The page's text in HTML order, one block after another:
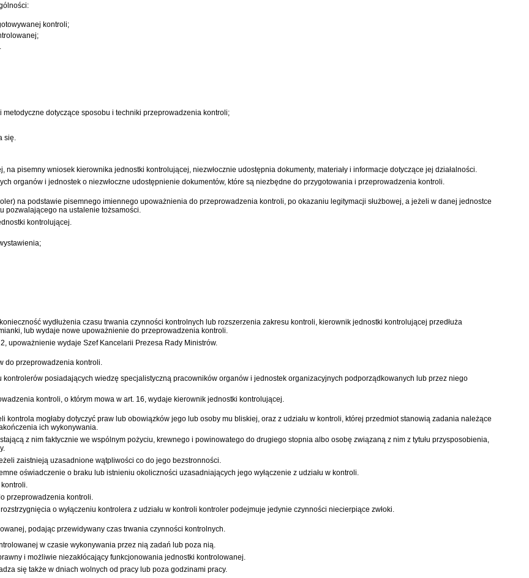
kontroli;
dotyczące sposobu i techniki przeprowadzenia kontroli;
się.
pisemny wniosek kierownika jednostki kontrolującej, niezwłocznie udostępnia dokumenty, materiały i informacje dotyczące jej działalności.
organów i jednostek o niezwłoczne udostępnienie dokumentów, które są niezbędne do przygotowania i przeprowadzenia kontroli.
na podstawie pisemnego imiennego upoważnienia do przeprowadzenia kontroli, po okazaniu legitymacji służbowej, a jeżeli w danej jednostce
pozwalającego na ustalenie tożsamości.
kontrolującej.
wydłużenia czasu trwania czynności kontrolnych lub rozszerzenia zakresu kontroli, kierownik jednostki kontrolującej przedłuża
lub wydaje nowe upoważnienie do przeprowadzenia kontroli.
upoważnienie wydaje Szef Kancelarii Prezesa Rady Ministrów.
do przeprowadzenia kontroli.
kontrolerów posiadających wiedzę specjalistyczną pracowników organów i jednostek organizacyjnych podporządkowanych lub przez niego
kontroli, o którym mowa w art. 16, wydaje kierownik jednostki kontrolującej.
kontrola mogłaby dotyczyć praw lub obowiązków jego lub osoby mu bliskiej, oraz z udziału w kontroli, której przedmiot stanowią zadania należące
ich wykonywania.
z nim faktycznie we wspólnym pożyciu, krewnego i powinowatego do drugiego stopnia albo osobę związaną z nim z tytułu przysposobienia,
zaistnieją uzasadnione wątpliwości co do jego bezstronności.
oświadczenie o braku lub istnieniu okoliczności uzasadniających jego wyłączenie z udziału w kontroli.
przeprowadzenia kontroli.
o wyłączeniu kontrolera z udziału w kontroli kontroler podejmuje jedynie czynności niecierpiące zwłoki.
podając przewidywany czas trwania czynności kontrolnych.
w czasie wykonywania przez nią zadań lub poza nią.
i możliwie niezakłócający funkcjonowania jednostki kontrolowanej.
się także w dniach wolnych od pracy lub poza godzinami pracy.